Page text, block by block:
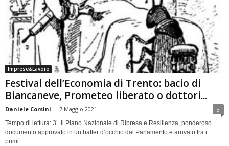
Imprese&Lavoro
Festival dell’Economia di Trento: bacio di
Biancaneve, Prometeo liberato o dottori...
Daniele Corsini - 7 Maggio 2021 3
Tempo di lettura: 3’. Il Piano Nazionale di Ripresa e Resilienza, ponderoso
documento approvato in un batter d’occhio dal Parlamento e arrivato tra i
primi...